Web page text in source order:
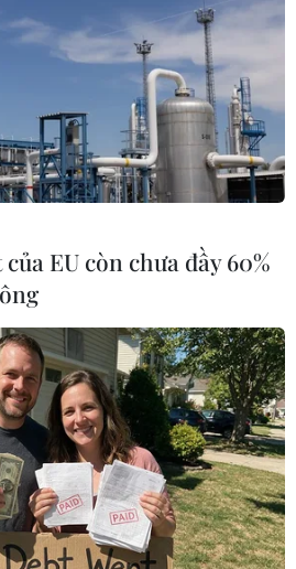
EU còn chưa đầy 60%